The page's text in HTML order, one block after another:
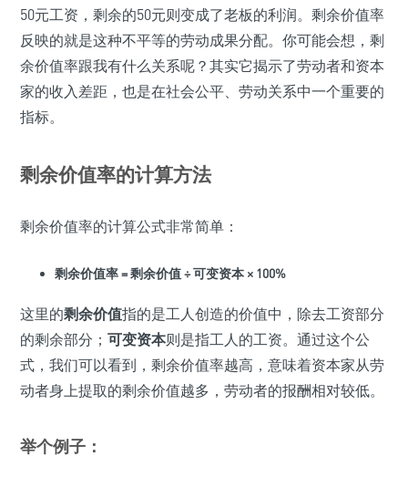
50元工资，剩余的50元则变成了老板的利润。剩余价值率
反映的就是这种不平等的劳动成果分配。你可能会想，剩
余价值率跟我有什么关系呢？其实它揭示了劳动者和资本
家的收入差距，也是在社会公平、劳动关系中一个重要的
指标。
剩余价值率的计算方法
剩余价值率的计算公式非常简单：
剩余价值率 = 剩余价值 ÷ 可变资本 × 100%
这里的剩余价值指的是工人创造的价值中，除去工资部分
的剩余部分； 可变资本则是指工人的工资。通过这个公
式，我们可以看到，剩余价值率越高，意味着资本家从劳
动者身上提取的剩余价值越多，劳动者的报酬相对较低。
举个例子：